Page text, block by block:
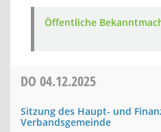
Öffentliche
DO 04.12.2025
Sitzung des Haupt- und
Verbandsgemeinde